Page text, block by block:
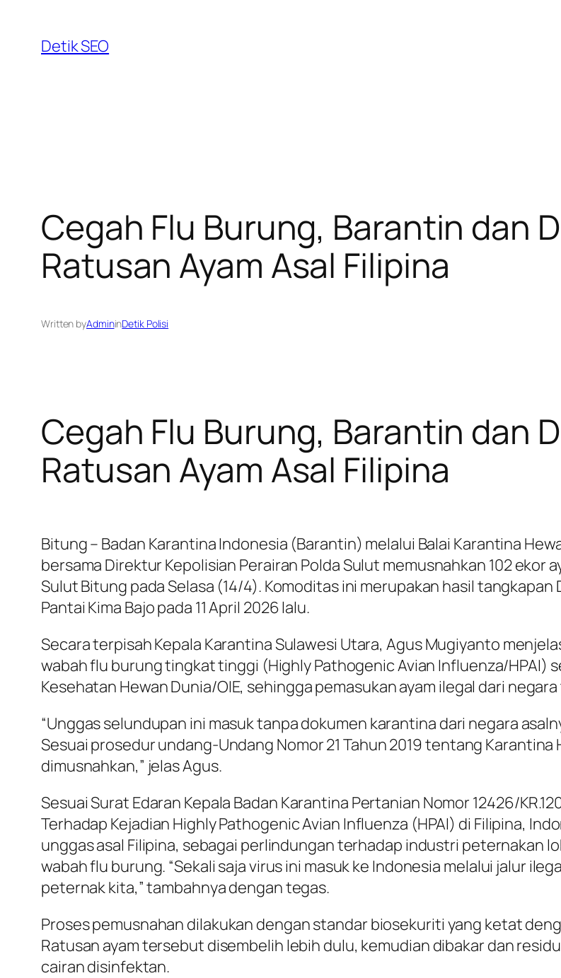
content
Detik SEO
Cegah Flu Burung, Barantin dan
Ratusan Ayam Asal Filipina
Written byAdmininDetik Polisi
Cegah Flu Burung, Barantin dan
Ratusan Ayam Asal Filipina
Bitung – Badan Karantina Indonesia (Barantin) melalui Balai Karantina
bersama Direktur Kepolisian Perairan Polda Sulut memusnahkan 102 ekor
Sulut Bitung pada Selasa (14/4). Komoditas ini merupakan hasil
Pantai Kima Bajo pada 11 April 2026 lalu.
Secara terpisah Kepala Karantina Sulawesi Utara, Agus Mugiyanto
wabah flu burung tingkat tinggi (Highly Pathogenic Avian Influenza/HPAI)
Kesehatan Hewan Dunia/OIE, sehingga pemasukan ayam ilegal dari
“Unggas selundupan ini masuk tanpa dokumen karantina dari negara
Sesuai prosedur undang-Undang Nomor 21 Tahun 2019 tentang
dimusnahkan,” jelas Agus.
Sesuai Surat Edaran Kepala Badan Karantina Pertanian Nomor 12426/
Terhadap Kejadian Highly Pathogenic Avian Influenza (HPAI) di Filipina,
unggas asal Filipina, sebagai perlindungan terhadap industri peternakan
wabah flu burung. “Sekali saja virus ini masuk ke Indonesia melalui jalur
peternak kita,” tambahnya dengan tegas.
Proses pemusnahan dilakukan dengan standar biosekuriti yang ketat
Ratusan ayam tersebut disembelih lebih dulu, kemudian dibakar dan
cairan disinfektan.